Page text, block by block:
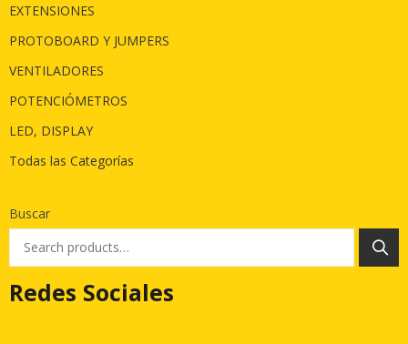
EXTENSIONES
PROTOBOARD Y JUMPERS
VENTILADORES
POTENCIÓMETROS
LED, DISPLAY
Todas las Categorías
Buscar
Redes Sociales